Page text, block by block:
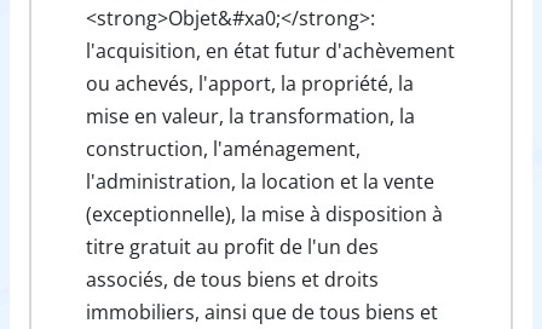
<strong>Objet&#xa0;</strong>:
l'acquisition, en état futur d'achèvement
ou achevés, l'apport, la propriété, la
mise en valeur, la transformation, la
construction, l'aménagement,
l'administration, la location et la vente
(exceptionnelle), la mise à disposition à
titre gratuit au profit de l'un des
associés, de tous biens et droits
immobiliers, ainsi que de tous biens et